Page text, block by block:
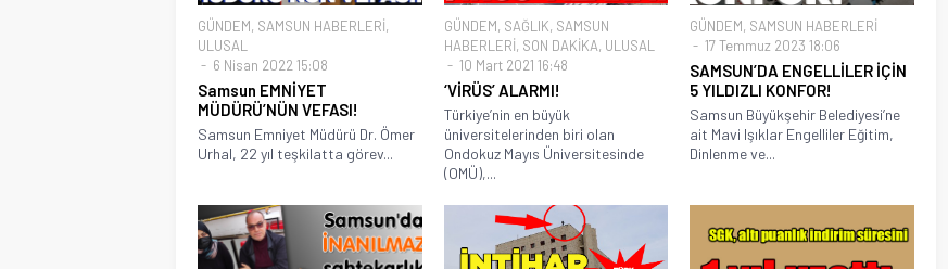
GÜNDEM, SAMSUN HABERLERİ,
ULUSAL
6 Nisan 2022 15:08
Samsun EMNİYET
MÜDÜRÜ’NÜN VEFASI!
Samsun Emniyet Müdürü Dr. Ömer
Urhal, 22 yıl teşkilatta görev...
GÜNDEM, SAĞLIK, SAMSUN
HABERLERİ, SON DAKİKA, ULUSAL
10 Mart 2021 16:48
‘VİRÜS’ ALARMI!
Türkiye’nin en büyük
üniversitelerinden biri olan
Ondokuz Mayıs Üniversitesinde
(OMÜ),...
GÜNDEM, SAMSUN HABERLERİ
17 Temmuz 2023 18:06
SAMSUN’DA ENGELLİLER İÇİN
5 YILDIZLI KONFOR!
Samsun Büyükşehir Belediyesi’ne
ait Mavi Işıklar Engelliler Eğitim,
Dinlenme ve...